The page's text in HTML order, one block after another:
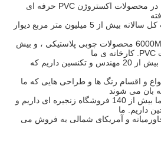
ما بیش از 10 سال است که در محصولات اکستروژن PVC حرفه ای
از آلمان و ایتالیا ، ما ظرفیت کل سالانه بیش از 5 میلیون متر مربع دیوار
پانل های سقفی ، بیش از 6000MT محصولات چوبی پلاستیکی ، و بیش
کارخانه ی ما
ما بیش از 20 مهندس و تکنسین داریم که
و اقسام رنگ ها و طراحی هایی که ما
بان می شوند
ما بیش از 140 فروشگاه زنجیره ای داریم و
داریم.
ما
و آمریکای شمالی به فروش می